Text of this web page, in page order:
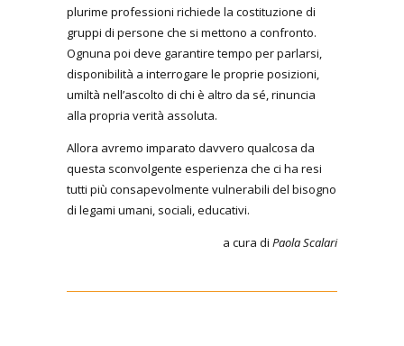
plurime professioni richiede la costituzione di
gruppi di persone che si mettono a confronto.
Ognuna poi deve garantire tempo per parlarsi,
disponibilità a interrogare le proprie posizioni,
umiltà nell’ascolto di chi è altro da sé, rinuncia
alla propria verità assoluta.
Allora avremo imparato davvero qualcosa da
questa sconvolgente esperienza che ci ha resi
tutti più consapevolmente vulnerabili del bisogno
di legami umani, sociali, educativi.
a cura di Paola Scalari